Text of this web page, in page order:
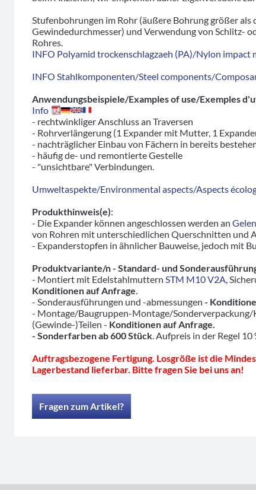
Stufenbohrungen im Rohr (äußere Bohrung größer als
Gewindedurchmesser) und Verwendung von Schlitz-
Rohres.
INFO Polyamid trockenschlagzaeh (PA)/Nylon impact
INFO Stahlkomponenten/Steel components/
Anwendungsbeispiele/Examples of use/Exemples
Info
- rechtwinkliger Anschluss an Traversen
- Rohrverlängerung (1 Expander mit Mutter, 1
- nachträglicher Einbau von Fächern in bereits
- häufig de- und remontierte Gestelle
- "unsichtbare" Verbindungen.
Umweltaspekte/Environmental aspects/Aspects
Produkthinweis(e):
- Die Expander können angeschlossen werden an
von Rohren mit unterschiedlichen Querschnitten und
- Expanderstopfen in ähnlicher Bauweise, jedoch mit
Produktvariante/n - Standard- und
- Montiert mit Edelstahlmuttern STM M10 V2A,
Konditionen auf Anfrage.
- Sonderausführungen und -abmessungen -
- Montage/Baugruppen-Montage/
(Gewinde-)Teilen - Konditionen auf Anfrage.
- Sonderfarben ab 600 Stück. Aufpreis in der Regel
Auftragsbezogene Fertigung. Losgröße ist die
Lagerbestand lieferbar. Bitte fragen Sie bei uns an!
Fragen zum Artikel?